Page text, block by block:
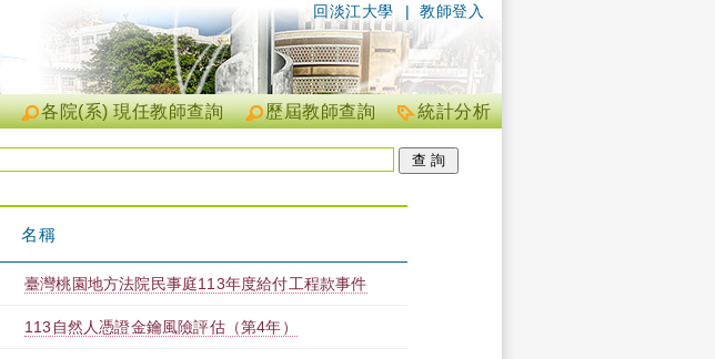
| 教師登入
回淡江大學
統計分析
歷屆教師查詢
各院(系) 現任教師查詢
名稱
臺灣桃園地方法院民事庭113年度給付工程款事件
113自然人憑證金鑰風險評估（第4年）